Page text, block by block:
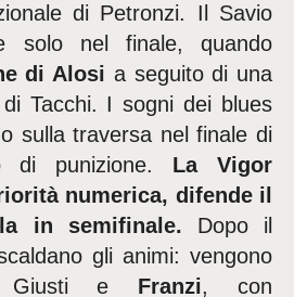
di Petronzi. Il Savio
solo nel finale, quando
di Alosi a seguito di una
Tacchi. I sogni dei blues
sulla traversa nel finale di
di punizione.
La Vigor
numerica, difende il
in semifinale. Dopo il
gli animi: vengono
Giusti e Franzi, con